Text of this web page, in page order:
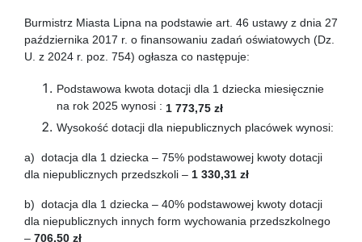
Burmistrz Miasta Lipna na podstawie art. 46 ustawy z dnia 27
października 2017 r. o finansowaniu zadań oświatowych (Dz.
U. z 2024 r. poz. 754) ogłasza co następuje:
Podstawowa kwota dotacji dla 1 dziecka miesięcznie
na rok 2025 wynosi : 1 773,75 zł
Wysokość dotacji dla niepublicznych placówek wynosi:
a) dotacja dla 1 dziecka – 75% podstawowej kwoty dotacji
dla niepublicznych przedszkoli – 1 330,31 zł
b) dotacja dla 1 dziecka – 40% podstawowej kwoty dotacji
dla niepublicznych innych form wychowania przedszkolnego
– 706,50 zł